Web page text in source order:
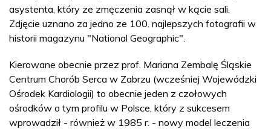
asystenta, który ze zmęczenia zasnął w kącie sali.
Zdjęcie uznano za jedno ze 100. najlepszych fotografii w
historii magazynu "National Geographic".
Kierowane obecnie przez prof. Mariana Zembalę Śląskie
Centrum Chorób Serca w Zabrzu (wcześniej Wojewódzki
Ośrodek Kardiologii) to obecnie jeden z czołowych
ośrodków o tym profilu w Polsce, który z sukcesem
wprowadził - również w 1985 r. - nowy model leczenia